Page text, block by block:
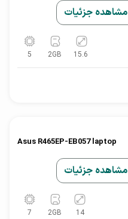
15.6
2GB
5
مشاهده جزئیات
14
2GB
7
Asus R465EP-EB057 laptop
مشاهده جزئیات